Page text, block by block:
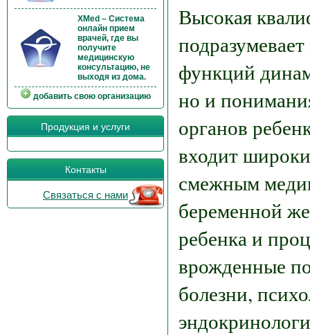
XMed – Система
онлайн прием
врачей, где вы
получите
медицинскую
консультацию, не
выходя из дома.
добавить свою организацию
Продукция и услуги
Контакты
Связаться с нами
Высокая
функций
но и
органов
входит
смежным
беременной
ребенка и
врожденные
болезни,